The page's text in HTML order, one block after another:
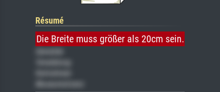
Résumé
Die Breite muss größer als 20cm sein.